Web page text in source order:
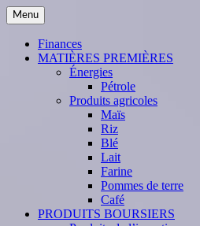
Skip
to
content
Menu
Finances
MATIÈRES PREMIÈRES
Énergies
Pétrole
Produits agricoles
Maïs
Riz
Blé
Lait
Farine
Pommes de terre
Café
PRODUITS BOURSIERS